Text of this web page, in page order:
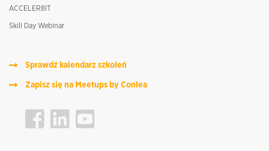
ACCELER8IT
Skill Day Webinar
Sprawdź kalendarz szkoleń
Zapisz się na Meetups by Conlea